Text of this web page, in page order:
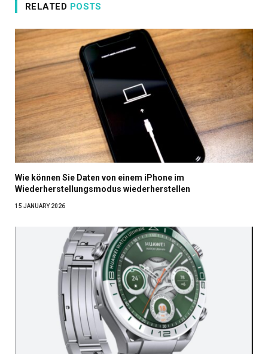
RELATED POSTS
Wie können Sie Daten von einem iPhone im
Wiederherstellungsmodus wiederherstellen
15 JANUARY 2026